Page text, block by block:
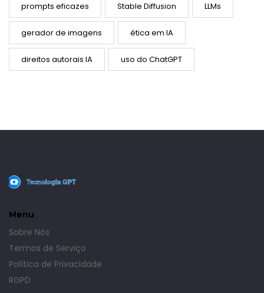
prompts eficazes Stable Diffusion LLMs
gerador de imagens ética em IA
direitos autorais IA uso do ChatGPT
Menu
Sobre Nós
Termos de Serviço
Política de Privacidade
RGPD